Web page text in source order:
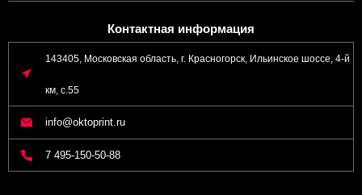
Контактная информация
143405, Московская область, г. Красногорск, Ильинское шоссе, 4-й
км, с.55
info@oktoprint.ru
7 495-150-50-88